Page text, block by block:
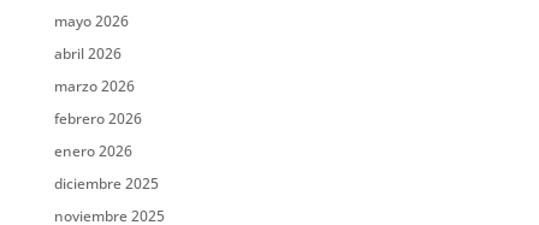
mayo 2026
abril 2026
marzo 2026
febrero 2026
enero 2026
diciembre 2025
noviembre 2025